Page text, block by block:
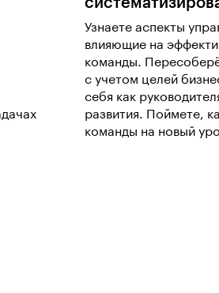
Узнаете аспекты
влияющие на
команды.
с учетом целей
себя как
развития. Поймете,
команды на новый